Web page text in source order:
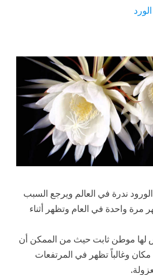
ندرة في العالم ويرجع السبب
مرة واحدة في العام وتظهر أثناء
لها موطن ثابت حيث من الممكن أن
وغالباً تظهر في المرتفعات